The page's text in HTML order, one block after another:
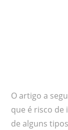
O artigo a
que é risco de
de alguns